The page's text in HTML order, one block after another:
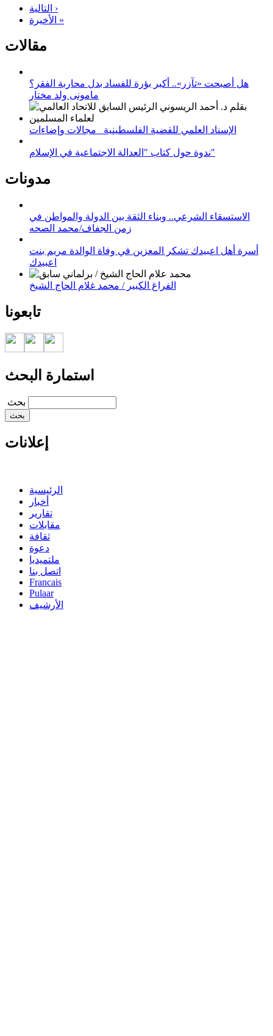
التالية ›
الأخيرة »
مقالات
هل أصبحت «تآزر».. أكبر بؤرة للفساد بدل محاربة الفقر؟
مامونى ولد مختار
الإسناد العلمي للقضية الفلسطينية_ مجالات وإضاءات
ندوة حول كتاب "العدالة الاجتماعية في الإسلام"
مدونات
الاستسقاء الشرعي.. وبناء الثقة بين الدولة والمواطن في
زمن الجفاف/محمد الصحه
أسرة أهل اعبيدك تشكر المعزين في وفاة الوالدة مريم بنت
اعبيدك
الفراغ الكبير / محمد غلام الحاج الشيخ
تابعونا
استمارة البحث
‏بحث ‏
إعلانات
الرئيسية
أخبار
تقارير
مقابلات
ثقافة
دعوة
ملتميديا
اتصل بنا
Francais
Pulaar
الأرشيف